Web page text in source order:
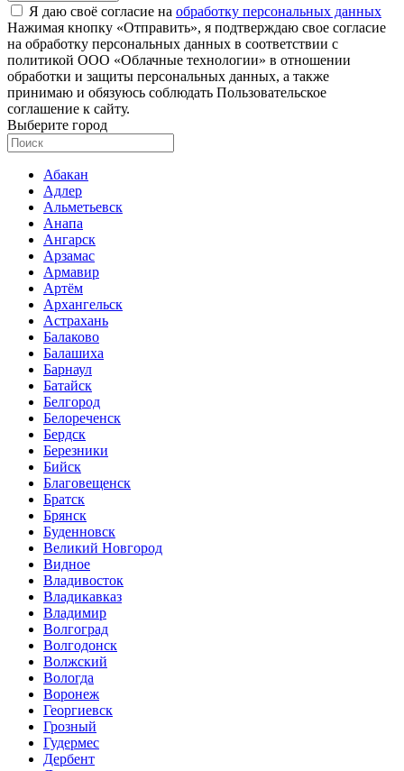
Я даю своё согласие на обработку персональных данных
Нажимая кнопку «Отправить», я подтверждаю свое согласие
на обработку персональных данных в соответствии с
политикой ООО «Облачные технологии» в отношении
обработки и защиты персональных данных, а также
принимаю и обязуюсь соблюдать Пользовательское
соглашение к сайту.
Выберите город
Абакан
Адлер
Альметьевск
Анапа
Ангарск
Арзамас
Армавир
Артём
Архангельск
Астрахань
Балаково
Балашиха
Барнаул
Батайск
Белгород
Белореченск
Бердск
Березники
Бийск
Благовещенск
Братск
Брянск
Буденновск
Великий Новгород
Видное
Владивосток
Владикавказ
Владимир
Волгоград
Волгодонск
Волжский
Вологда
Воронеж
Георгиевск
Грозный
Гудермес
Дербент